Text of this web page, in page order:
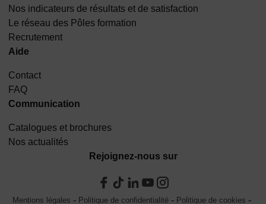
Nos indicateurs de résultats et de satisfaction
Le réseau des Pôles formation
Recrutement
Aide
Contact
FAQ
Communication
Catalogues et brochures
Nos actualités
Rejoignez-nous sur
Mentions légales Politique de confidentialité Politique de cookies